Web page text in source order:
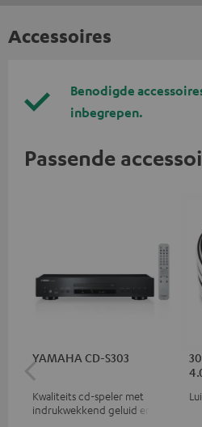
Accessoires
Benodigde
inbegrepen.
Passende
YAMAHA CD-S303
Kwaliteits cd-speler met
indrukwekkend geluid en